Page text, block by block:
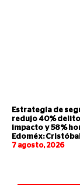
Estrategia de
redujo 40%
impacto y 58%
Edoméx:
7 agosto, 2026